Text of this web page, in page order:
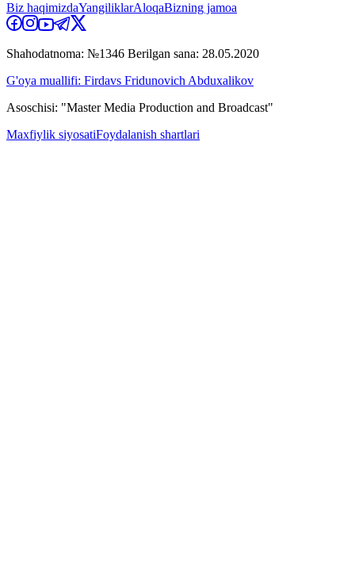
Biz haqimizdaYangiliklarAloqaBizning jamoa
Shahodatnoma: №1346 Berilgan sana: 28.05.2020
G'oya muallifi: Firdavs Fridunovich Abduxalikov
Asoschisi: "Master Media Production and Broadcast"
Maxfiylik siyosatiFoydalanish shartlari